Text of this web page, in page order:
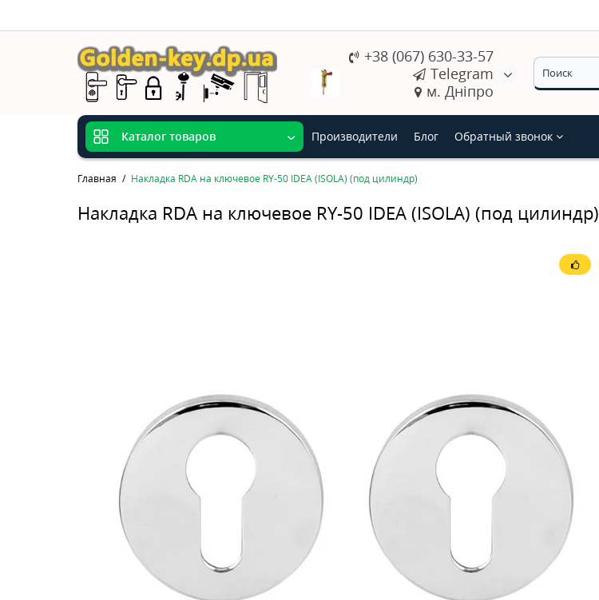
+38 (067) 630-33-57
Telegram
м. Дніпро
Каталог товаров Производители Блог Обратный звонок
Главная Накладка RDA на ключевое RY-50 IDEA (ISOLA) (под цилиндр)
Накладка RDA на ключевое RY-50 IDEA (ISOLA) (под цилиндр)